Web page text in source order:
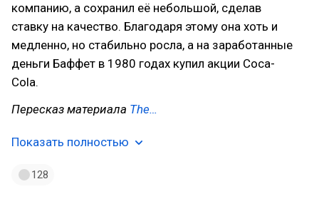
компанию, а сохранил её небольшой, сделав
ставку на качество. Благодаря этому она хоть и
медленно, но стабильно росла, а на заработанные
деньги Баффет в 1980 годах купил акции Coca-
Cola.
Пересказ материала The…
Показать полностью
128